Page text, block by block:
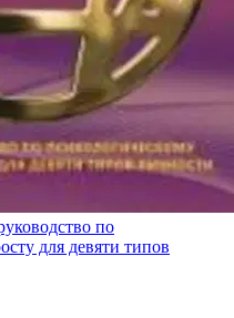
по
для девяти типов